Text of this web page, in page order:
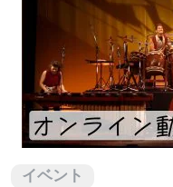
イベント